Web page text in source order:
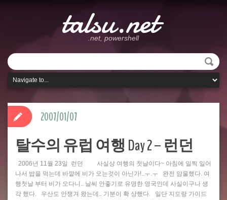
talsu.net
.net, powershell
탈수의 유럽 여행 Day 2 – 런던
2006년 11월 23일 런던 사실상 여행의 첫날이다~ 아침에 일찍 일어
나서 밥을 먹는데 바깥에 비가 오는것이 아닌가!..ㅜ.ㅜ 완전 암울했다. 여
행첫날 부터 비가 오다니.. 날씨 안좋기로 유명한 영국인데 사실이구나 생
각 했다. 우산도 안챙겨 왔는데.. 기분이 확 상했다. 일단 지도랑 가이드
2007/01/07